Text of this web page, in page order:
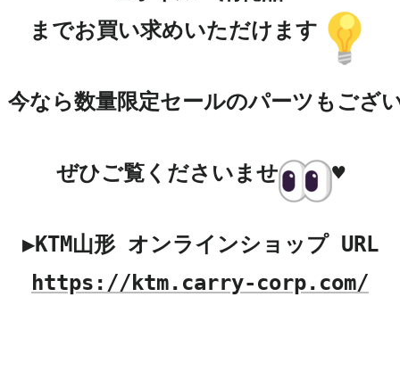
までお買い求めいただけます
今なら数量限定セールのパーツもござ
ぜひご覧くださいませ ♥
▶KTM山形 オンラインショップ URL
https://ktm.carry-corp.com/